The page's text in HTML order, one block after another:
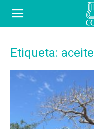
COSBLOG
Etiqueta: aceite